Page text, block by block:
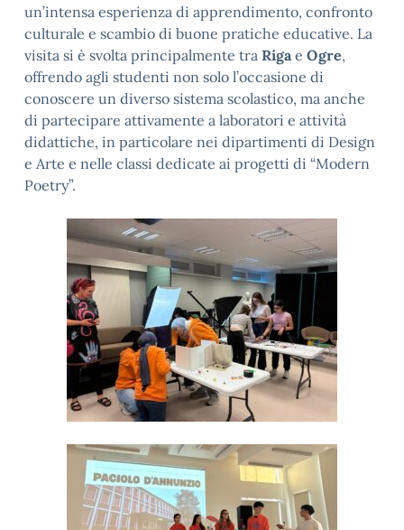
un’intensa esperienza di apprendimento, confronto
culturale e scambio di buone pratiche educative. La
visita si è svolta principalmente tra Rigae Ogre,
offrendo agli studenti non solo l’occasione di
conoscere un diverso sistema scolastico, ma anche
di partecipare attivamente a laboratori e attività
didattiche, in particolare nei dipartimenti di Design
e Arte e nelle classi dedicate ai progetti di “Modern
Poetry”.